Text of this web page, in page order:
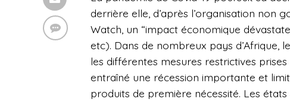
derrière elle, d’après l’organisation non
Watch, un “impact économique
etc). Dans de nombreux pays d’Afrique,
les différentes mesures restrictives
entraîné une récession importante et
produits de première nécessité. Les